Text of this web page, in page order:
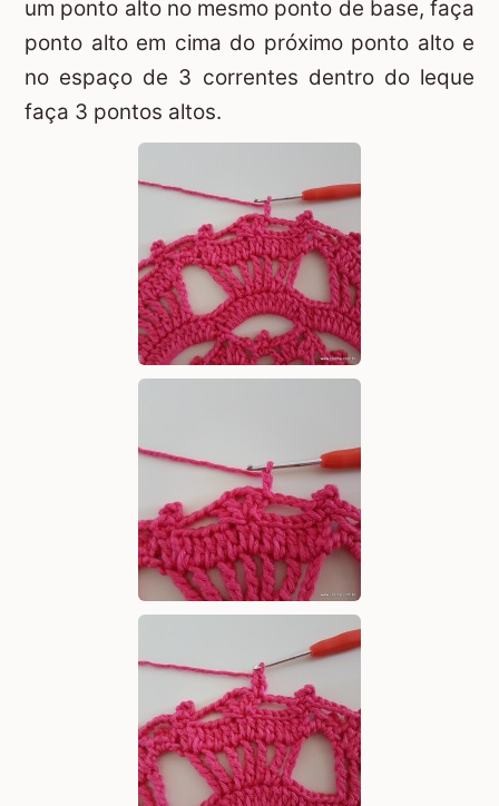
um ponto alto no mesmo ponto de base, faça
ponto alto em cima do próximo ponto alto e
no espaço de 3 correntes dentro do leque
faça 3 pontos altos.